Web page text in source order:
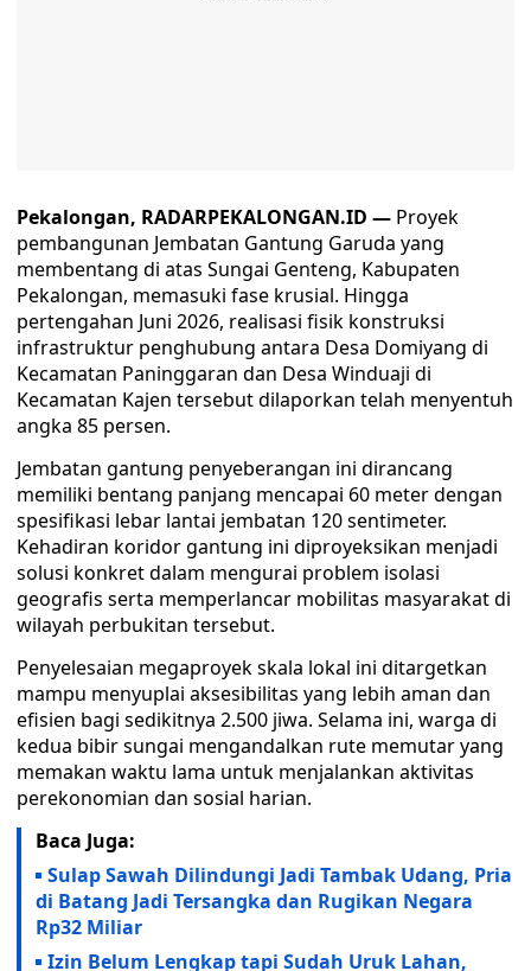
Pekalongan, RADARPEKALONGAN.ID — Proyek
pembangunan Jembatan Gantung Garuda yang
membentang di atas Sungai Genteng, Kabupaten
Pekalongan, memasuki fase krusial. Hingga
pertengahan Juni 2026, realisasi fisik konstruksi
infrastruktur penghubung antara Desa Domiyang di
Kecamatan Paninggaran dan Desa Winduaji di
Kecamatan Kajen tersebut dilaporkan telah menyentuh
angka 85 persen.
Jembatan gantung penyeberangan ini dirancang
memiliki bentang panjang mencapai 60 meter dengan
spesifikasi lebar lantai jembatan 120 sentimeter.
Kehadiran koridor gantung ini diproyeksikan menjadi
solusi konkret dalam mengurai problem isolasi
geografis serta memperlancar mobilitas masyarakat di
wilayah perbukitan tersebut.
Penyelesaian megaproyek skala lokal ini ditargetkan
mampu menyuplai aksesibilitas yang lebih aman dan
efisien bagi sedikitnya 2.500 jiwa. Selama ini, warga di
kedua bibir sungai mengandalkan rute memutar yang
memakan waktu lama untuk menjalankan aktivitas
perekonomian dan sosial harian.
Baca Juga:
Sulap Sawah Dilindungi Jadi Tambak Udang, Pria
di Batang Jadi Tersangka dan Rugikan Negara
Rp32 Miliar
Izin Belum Lengkap tapi Sudah Uruk Lahan,